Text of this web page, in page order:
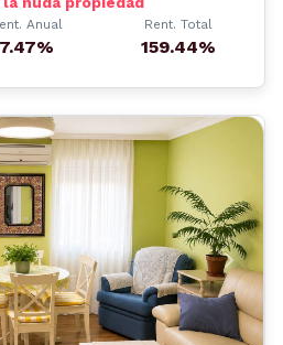
Anual
7.47%
Rent. Total
159.44%